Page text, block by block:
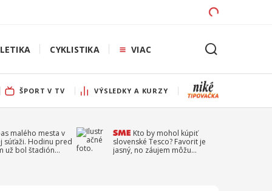
CYKLISTIKA VIAC
ŠPORT V TV VÝSLEDKY A KURZY
malého mesta v
súťaži. Hodinu pred
už bol štadión
Kto by mohol kúpiť
slovenské Tesco? Favorit je
jasný, no záujem môžu